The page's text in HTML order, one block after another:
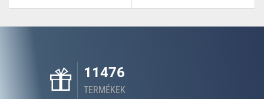
11476
TERMÉKEK